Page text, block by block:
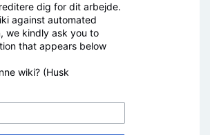
dig for dit arbejde.
against automated
we kindly ask you to
that appears below
wiki? (Husk